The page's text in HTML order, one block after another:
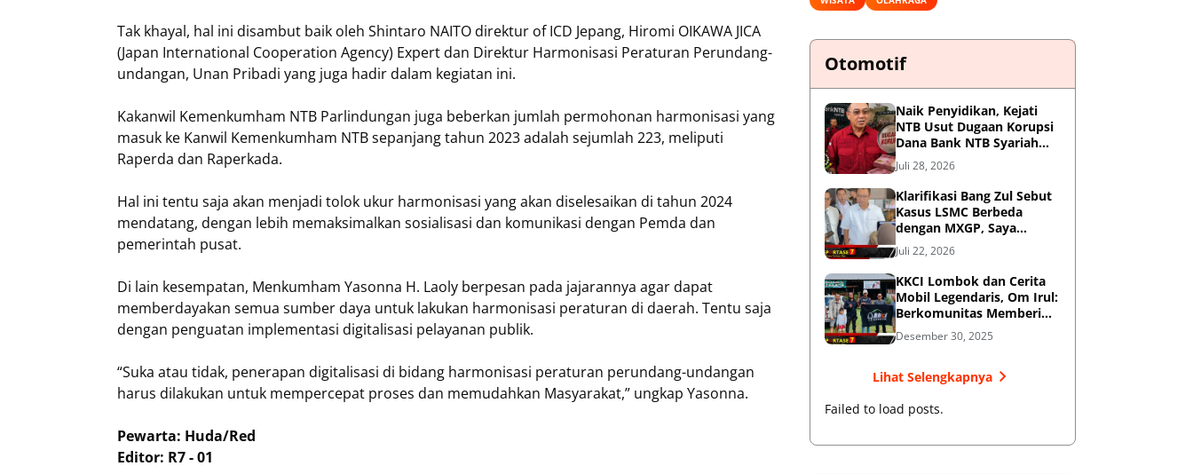
Tak khayal, hal ini disambut baik oleh Shintaro NAITO direktur of ICD Jepang, Hiromi OIKAWA JICA
(Japan International Cooperation Agency) Expert dan Direktur Harmonisasi Peraturan Perundang-
undangan, Unan Pribadi yang juga hadir dalam kegiatan ini.
Kakanwil Kemenkumham NTB Parlindungan juga beberkan jumlah permohonan harmonisasi yang
masuk ke Kanwil Kemenkumham NTB sepanjang tahun 2023 adalah sejumlah 223, meliputi
Raperda dan Raperkada.
Hal ini tentu saja akan menjadi tolok ukur harmonisasi yang akan diselesaikan di tahun 2024
mendatang, dengan lebih memaksimalkan sosialisasi dan komunikasi dengan Pemda dan
pemerintah pusat.
Di lain kesempatan, Menkumham Yasonna H. Laoly berpesan pada jajarannya agar dapat
memberdayakan semua sumber daya untuk lakukan harmonisasi peraturan di daerah. Tentu saja
dengan penguatan implementasi digitalisasi pelayanan publik.
“Suka atau tidak, penerapan digitalisasi di bidang harmonisasi peraturan perundang-undangan
harus dilakukan untuk mempercepat proses dan memudahkan Masyarakat,” ungkap Yasonna.
Pewarta: Huda/Red
Editor: R7 - 01
Otomotif
Naik Penyidikan, Kejati
NTB Usut Dugaan Korupsi
Dana Bank NTB Syariah
untuk MXGP 2023
Juli 28, 2026
Klarifikasi Bang Zul Sebut
Kasus LSMC Berbeda
dengan MXGP, Saya
Dipanggil Sebagai Saksi
Juli 22, 2026
KKCI Lombok dan Cerita
Mobil Legendaris, Om Irul:
Berkomunitas Memberi
Manfaat dan Membangun
Imej Positif
Desember 30, 2025
Lihat Selengkapnya
Failed to load posts.